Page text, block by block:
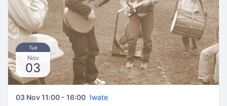
Tue
Nov
03
03 Nov 11:00 - 16:00 Iwate